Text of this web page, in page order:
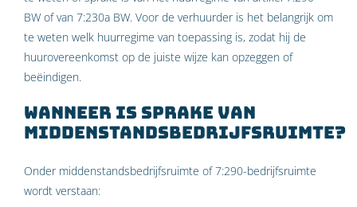
BW of van 7:230a BW. Voor de verhuurder is het belangrijk om
te weten welk huurregime van toepassing is, zodat hij de
huurovereenkomst op de juiste wijze kan opzeggen of
beëindigen.
Wanneer is sprake van
middenstandsbedrijfsruimte?
Onder middenstandsbedrijfsruimte of 7:290-bedrijfsruimte
wordt verstaan: